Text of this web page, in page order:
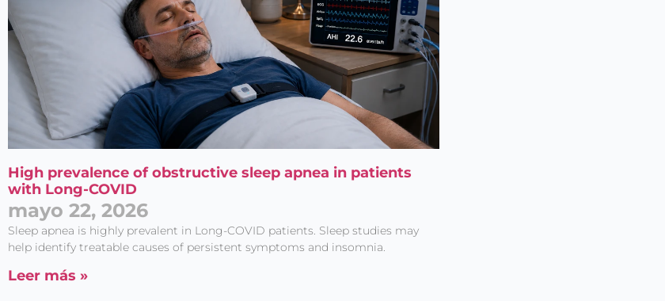
High prevalence of obstructive sleep apnea in patients
with Long-COVID
mayo 22, 2026
Sleep apnea is highly prevalent in Long-COVID patients. Sleep studies may
help identify treatable causes of persistent symptoms and insomnia.
Leer más »